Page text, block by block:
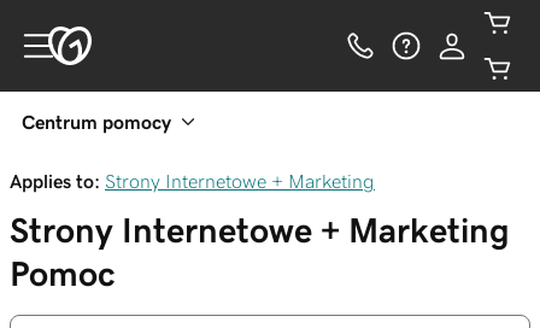
Centrum pomocy
Applies to: Strony Internetowe + Marketing
Strony Internetowe + Marketing
Pomoc